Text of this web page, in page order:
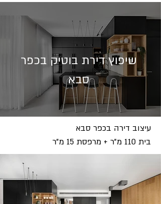
שיפוץ דירת בוטיק בכפר
סבא
עיצוב דירה בכפר סבא
בית 110 מ"ר + מרפסת 15 מ"ר